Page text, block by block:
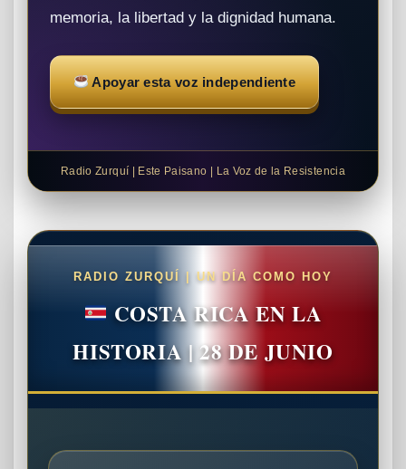
memoria, la libertad y la dignidad humana.
Apoyar esta voz independiente
Radio Zurquí | Este Paisano | La Voz de la Resistencia
RADIO ZURQUÍ | UN DÍA COMO HOY
COSTA RICA EN LA
HISTORIA | 28 DE JUNIO